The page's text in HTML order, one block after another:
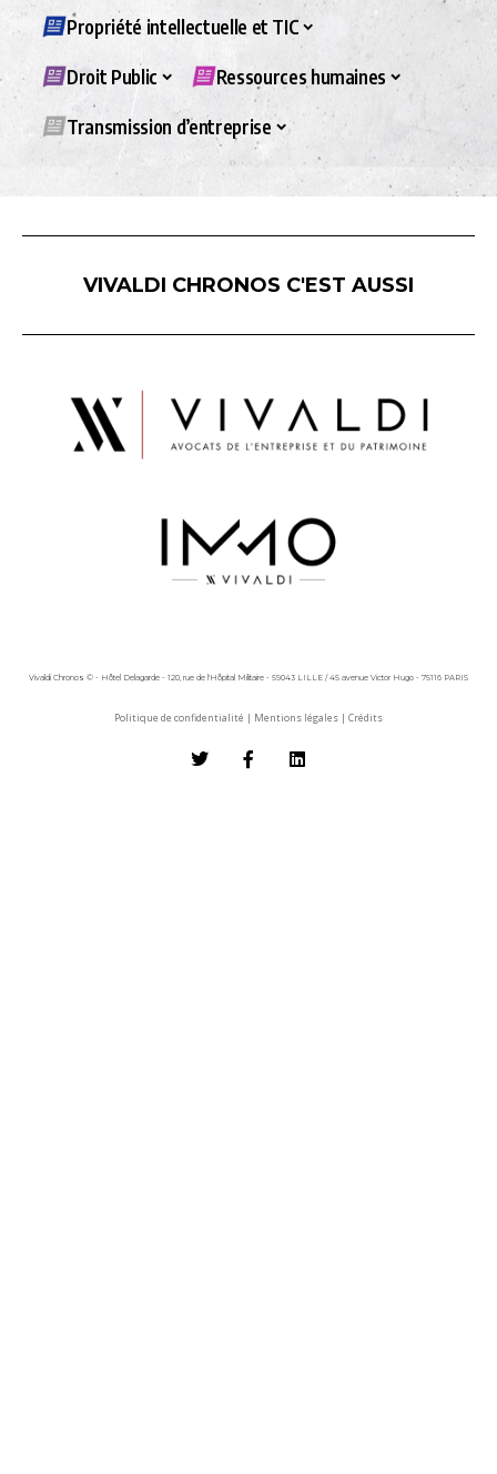
Propriété intellectuelle et TIC
Droit Public Ressources humaines
Transmission d’entreprise
VIVALDI CHRONOS C'EST AUSSI
Vivaldi Chronos © - Hôtel Delagarde - 120, rue de l'Hôpital Militaire - 59043 LILLE / 45 avenue Victor Hugo - 75116 PARIS
Politique de confidentialité | Mentions légales | Crédits